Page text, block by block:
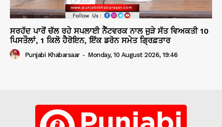
ਸਰਹੱਦ ਪਾਰੋਂ ਚੱਲ ਰਹੇ ਸਪਲਾਈ ਨੈੱਟਵਰਕ ਨਾਲ ਜੁੜੇ ਸੱਤ ਵਿਅਕਤੀ 10
ਪਿਸਤੌਲਾਂ, 1 ਕਿਲੋ ਹੈਰੋਇਨ, ਇੱਕ ਡਰੋਨ ਸਮੇਤ ਗ੍ਰਿਫ਼ਤਾਰ
Punjabi Khabarsaar - Monday, 10 August 2026, 19:46